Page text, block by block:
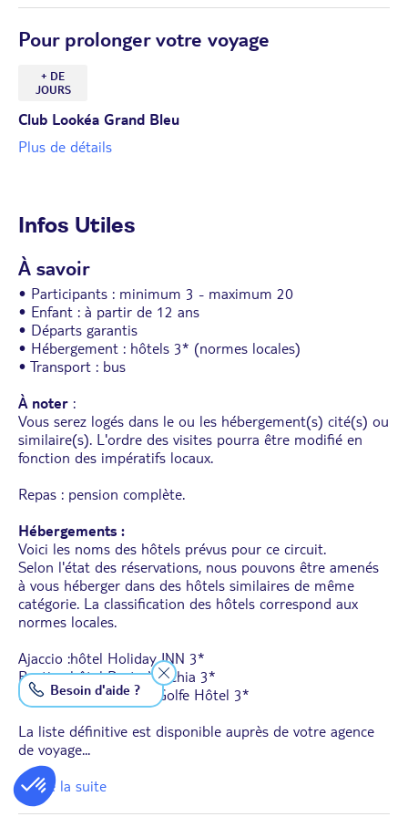
Sartène a su préserver son âme médiévale et ses traditions
En fin de journée, retour à Ajaccio.
Diner et nuit à l’hôtel.
Pour prolonger votre voyage
+ DE
JOURS
Club Lookéa Grand Bleu
Plus de détails
Infos Utiles
À savoir
• Participants : minimum 3 - maximum 20
• Enfant : à partir de 12 ans
• Départs garantis
• Hébergement : hôtels 3* (normes locales)
• Transport : bus
À noter :
Vous serez logés dans le ou les hébergement(s) cité(s) ou
similaire(s). L'ordre des visites pourra être modifié en
fonction des impératifs locaux.
Repas : pension complète.
Hébergements :
Voici les noms des hôtels prévus pour ce circuit.
Selon l'état des réservations, nous pouvons être amenés
à vous héberger dans des hôtels similaires de même
catégorie. La classification des hôtels correspond aux
normes locales.
Ajaccio :hôtel Holiday INN 3*
Bastia : hôtel Posta-Vecchia 3*
Porto-Vecchio : hôtel Golfe Hôtel 3*
La liste définitive est disponible auprès de votre agence
de voyage...
... Lire la suite
Besoin d'aide ?